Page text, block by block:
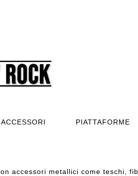
ACCESSORI PIATTAFORME
accessori metallici come teschi,